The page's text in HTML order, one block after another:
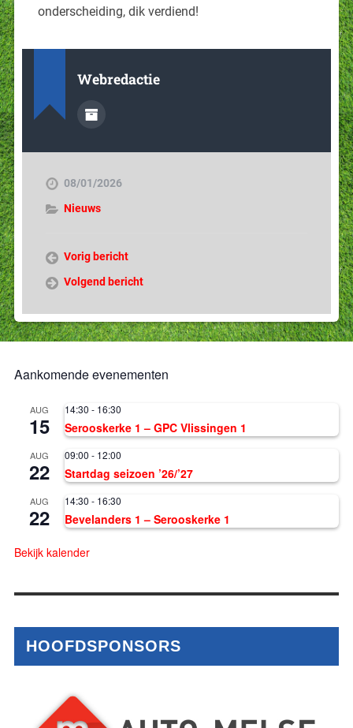
onderscheiding, dik verdiend!
Webredactie
08/01/2026
Nieuws
Vorig bericht
Volgend bericht
Aankomende evenementen
AUG
15
14:30 - 16:30
Serooskerke 1 – GPC Vlissingen 1
AUG
22
09:00 - 12:00
Startdag seizoen ’26/’27
AUG
22
14:30 - 16:30
Bevelanders 1 – Serooskerke 1
Bekijk kalender
HOOFDSPONSORS